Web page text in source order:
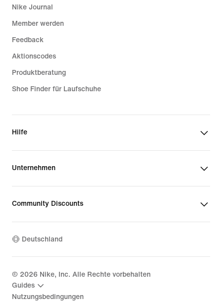
Nike Journal
Member werden
Feedback
Aktionscodes
Produktberatung
Shoe Finder für Laufschuhe
Hilfe
Unternehmen
Community Discounts
Deutschland
© 2026 Nike, Inc. Alle Rechte vorbehalten
Guides
Nutzungsbedingungen